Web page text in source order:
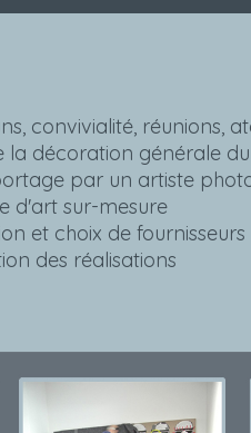
convivialité, réunions,
la décoration générale
par un artiste
d'art sur-mesure
et choix de fournisseurs
des réalisations